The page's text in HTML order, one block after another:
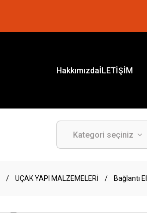
HakkımızdaİLETİŞİM
UÇAK YAPI MALZEMELERİ Bağlantı